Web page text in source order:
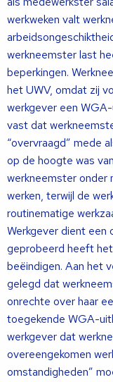
werkweken valt
werkneemster last
beperkingen.
het UWV, omdat zij
werkgever een
vast dat
“overvraagd” mede
op de hoogte was
werkneemster onder
werken, terwijl de
routinematige
Werkgever dient een
geprobeerd heeft
beëindigen. Aan het
gelegd dat
onrechte over haar
toegekende WGA-
werkgever dat
overeengekomen
omstandigheden”